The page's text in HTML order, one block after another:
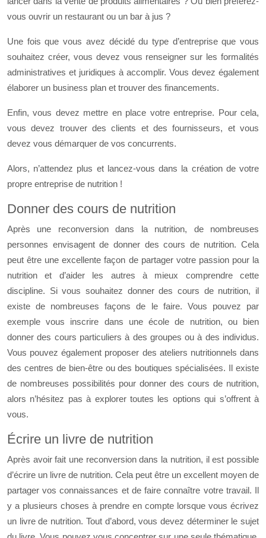
vous ouvrir un restaurant ou un bar à jus ?
Une fois que vous avez décidé du type d’entreprise que vous
souhaitez créer, vous devez vous renseigner sur les formalités
administratives et juridiques à accomplir. Vous devez également
élaborer un business plan et trouver des financements.
Enfin, vous devez mettre en place votre entreprise. Pour cela,
vous devez trouver des clients et des fournisseurs, et vous
devez vous démarquer de vos concurrents.
Alors, n’attendez plus et lancez-vous dans la création de votre
propre entreprise de nutrition !
Donner des cours de nutrition
Après une reconversion dans la nutrition, de nombreuses
personnes envisagent de donner des cours de nutrition. Cela
peut être une excellente façon de partager votre passion pour la
nutrition et d’aider les autres à mieux comprendre cette
discipline. Si vous souhaitez donner des cours de nutrition, il
existe de nombreuses façons de le faire. Vous pouvez par
exemple vous inscrire dans une école de nutrition, ou bien
donner des cours particuliers à des groupes ou à des individus.
Vous pouvez également proposer des ateliers nutritionnels dans
des centres de bien-être ou des boutiques spécialisées. Il existe
de nombreuses possibilités pour donner des cours de nutrition,
alors n’hésitez pas à explorer toutes les options qui s’offrent à
vous.
Écrire un livre de nutrition
Après avoir fait une reconversion dans la nutrition, il est possible
d’écrire un livre de nutrition. Cela peut être un excellent moyen de
partager vos connaissances et de faire connaître votre travail. Il
y a plusieurs choses à prendre en compte lorsque vous écrivez
un livre de nutrition. Tout d’abord, vous devez déterminer le sujet